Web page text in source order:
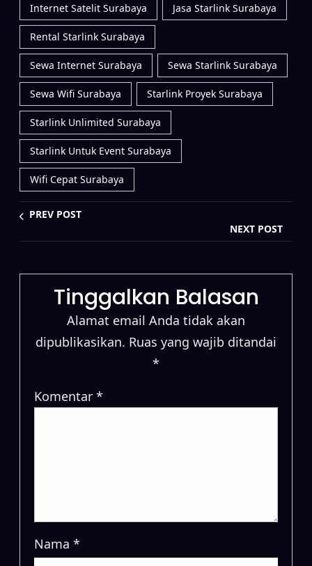
Internet Satelit Surabaya Jasa Starlink Surabaya
Rental Starlink Surabaya
Sewa Internet Surabaya Sewa Starlink Surabaya
Sewa Wifi Surabaya Starlink Proyek Surabaya
Starlink Unlimited Surabaya
Starlink Untuk Event Surabaya
Wifi Cepat Surabaya
PREV POST
NEXT POST
Tinggalkan Balasan
Alamat email Anda tidak akan
dipublikasikan. Ruas yang wajib ditandai
*
Komentar *
Nama *